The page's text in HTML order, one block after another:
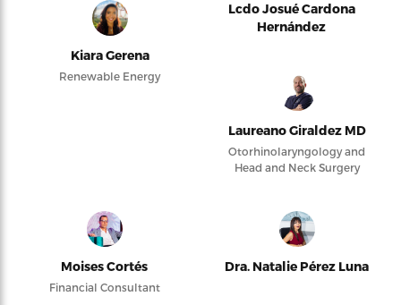
Kiara Gerena
Renewable Energy
Lcdo Josué Cardona
Hernández
Laureano Giraldez MD
Otorhinolaryngology and
Head and Neck Surgery
Moises Cortés
Financial Consultant
Dra. Natalie Pérez Luna